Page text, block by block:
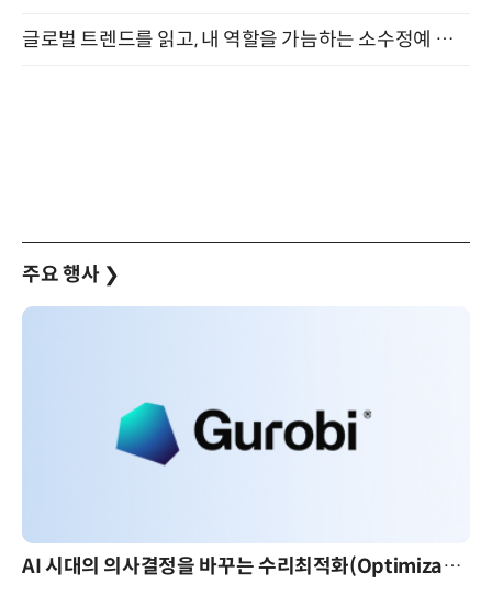
글로벌 트렌드를 읽고, 내 역할을 가늠하는 소수정예 실습 워크숍 (8/28)
주요 행사 ❯
AI 시대의 의사결정을 바꾸는 수리최적화(Optimization): 실제 산업 적용 사례와 활용 전략